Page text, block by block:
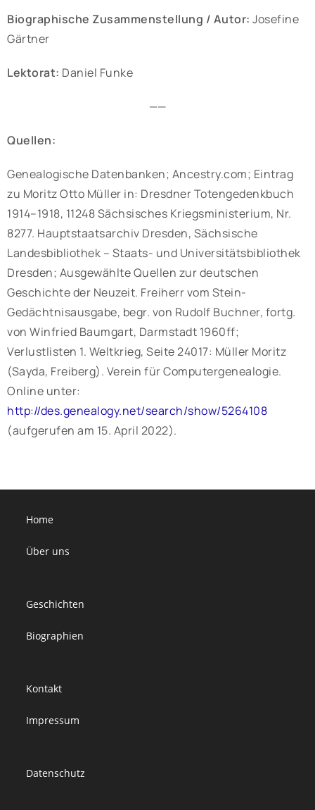
Biographische Zusammenstellung / Autor: Josefine
Gärtner
Lektorat: Daniel Funke
——
Quellen:
Genealogische Datenbanken; Ancestry.com; Eintrag
zu Moritz Otto Müller in: Dresdner Totengedenkbuch
1914–1918, 11248 Sächsisches Kriegsministerium, Nr.
8277. Hauptstaatsarchiv Dresden, Sächsische
Landesbibliothek – Staats- und Universitätsbibliothek
Dresden; Ausgewählte Quellen zur deutschen
Geschichte der Neuzeit. Freiherr vom Stein-
Gedächtnisausgabe, begr. von Rudolf Buchner, fortg.
von Winfried Baumgart, Darmstadt 1960ff;
Verlustlisten 1. Weltkrieg, Seite 24017: Müller Moritz
(Sayda, Freiberg). Verein für Computergenealogie.
Online unter:
http://des.genealogy.net/search/show/5264108
(aufgerufen am 15. April 2022).
Home
Über uns
Geschichten
Biographien
Kontakt
Impressum
Datenschutz